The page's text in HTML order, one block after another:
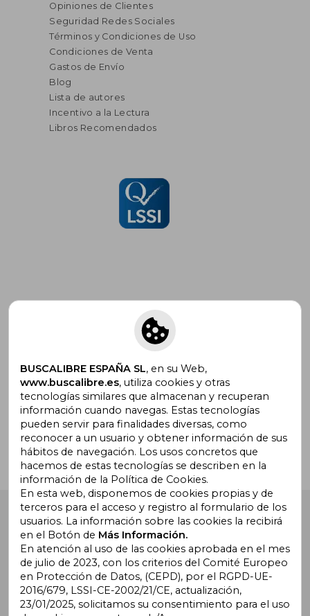
Opiniones de Clientes
Seguridad Redes Sociales
Términos y Condiciones de Uso
Condiciones de Venta
Gastos de Envío
Blog
Lista de autores
Incentivo a la Lectura
Libros Recomendados
Suscríbete para recibir ofertas y
promociones
¿Necesitas ayuda?
Ir a Centro de Soporte
Buscalibre España . Calle Energía, 65, Nave 3 (08940),
Cornellà de Llobregat, Barcelona. Derechos Reservados.
BUSCALIBRE ESPAÑA SL, en su Web,
www.buscalibre.es, utiliza cookies y otras
tecnologías similares que almacenan y recuperan
información cuando navegas. Estas tecnologías
pueden servir para finalidades diversas, como
reconocer a un usuario y obtener información de sus
hábitos de navegación. Los usos concretos que
hacemos de estas tecnologías se describen en la
información de la Política de Cookies.
En esta web, disponemos de cookies propias y de
terceros para el acceso y registro al formulario de los
usuarios. La información sobre las cookies la recibirá
en el Botón de Más Información.
En atención al uso de las cookies aprobada en el mes
de julio de 2023, con los criterios del Comité Europeo
en Protección de Datos, (CEPD), por el RGPD-UE-
2016/679, LSSI-CE-2002/21/CE, actualización,
23/01/2025, solicitamos su consentimiento para el uso